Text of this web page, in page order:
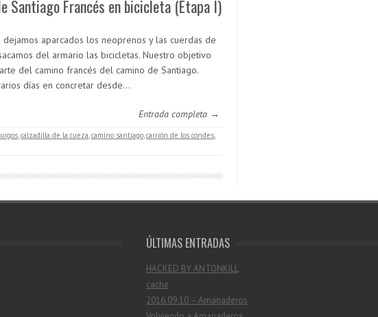
Santiago Francés en bicicleta (Etapa I)
dejamos aparcados los neoprenos y las cuerdas de
del armario las bicicletas. Nuestro objetivo
del camino francés del camino de Santiago.
días en concretar desde…
Entrada completa →
,calzadilla de la cueza,camino santiago,carrión de los condes,
ÚLTIMAS ENTRADAS
HACKED BY ANTONKILL
cache
2016.09.10 – Amanaderos